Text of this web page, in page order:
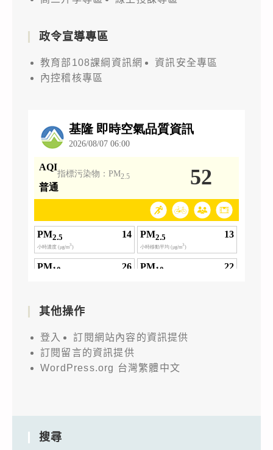
政令宣導專區
教育部108課綱資訊網
資訊安全專區
內控稽核專區
其他操作
登入
訂閱網站內容的資訊提供
訂閱留言的資訊提供
WordPress.org 台灣繁體中文
搜尋